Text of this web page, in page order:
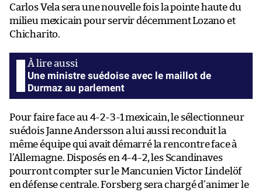
Carlos Vela sera une nouvelle fois la pointe haute du
milieu mexicain pour servir décemment Lozano et
Chicharito.
Une ministre suédoise avec le maillot de
Durmaz au parlement
Pour faire face au 4-2-3-1 mexicain, le sélectionneur
suédois Janne Andersson a lui aussi reconduit la
même équipe qui avait démarré la rencontre face à
l’Allemagne. Disposés en 4-4-2, les Scandinaves
pourront compter sur le Mancunien Victor Lindelöf
en défense centrale. Forsberg sera chargé d’animer le